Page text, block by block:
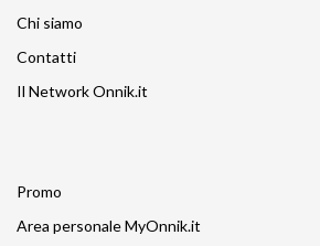
Chi siamo
Contatti
Il Network Onnik.it
Promo
Area personale MyOnnik.it